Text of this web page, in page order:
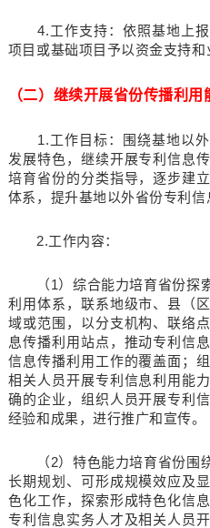
4.工作支持：依照基地上报
项目或基础项目予以资金支持和
（二）继续开展省份传播利用
1.工作目标：围绕基地以外
发展特色，继续开展专利信息
培育省份的分类指导，逐步建
体系，提升基地以外省份专利信
2.工作内容：
（1）综合能力培育省份探
利用体系，联系地级市、县（
域或范围，以分支机构、联络
息传播利用站点，推动专利信
信息传播利用工作的覆盖面；
相关人员开展专利信息利用能
确的企业，组织人员开展专利
经验和成果，进行推广和宣传。
（2）特色能力培育省份围
长期规划、可形成规模效应及
色化工作，探索形成特色化信
专利信息实务人才及相关人员